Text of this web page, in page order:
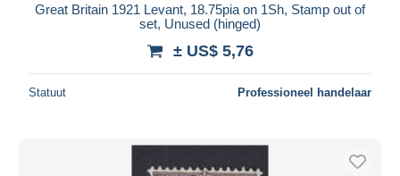
Great Britain 1921 Levant, 18.75pia on 1Sh, Stamp out of
set, Unused (hinged)
± US$ 5,76
Statuut Professioneel handelaar